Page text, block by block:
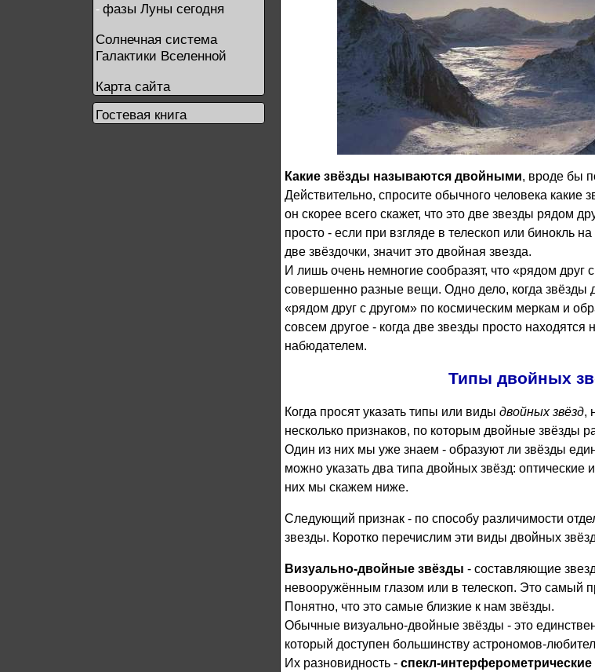
- фазы Луны сегодня
Солнечная система
Галактики Вселенной
Карта сайта
Гостевая книга
Какие звёзды называются двойными, вроде бы
Действительно, спросите обычного человека
он скорее всего скажет, что это две звезды рядом
просто - если при взгляде в телескоп или бинокль
две звёздочки, значит это двойная звезда.
И лишь очень немногие сообразят, что «рядом друг
совершенно разные вещи. Одно дело, когда звёзды
«рядом друг с другом» по космическим меркам и
совсем другое - когда две звезды просто
набюдателем.
Типы двойных
Когда просят указать типы или виды двойных звёзд,
несколько признаков, по которым двойные звёзды
Один из них мы уже знаем - образуют ли звёзды
можно указать два типа двойных звёзд:
них мы скажем ниже.
Следующий признак - по способу различимости
звезды. Коротко перечислим эти виды двойных
Визуально-двойные звёзды - составляющие
невооружённым глазом или в телескоп. Это самый
Понятно, что это самые близкие к нам звёзды.
Обычные визуально-двойные звёзды - это
который доступен большинству астрономов-
Их разновидность - спекл-